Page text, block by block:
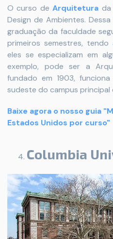
O curso deArquitetura da
Design de Ambientes.
graduação da faculdade
primeiros semestres, tendo
eles se especializam em
exemplo, pode ser a
fundado em 1903,
sudeste do campus principal
Baixe agora o nosso guia
Estados Unidos por curso"
Columbia